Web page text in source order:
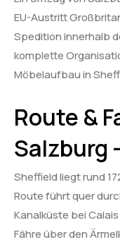
EU-Austritt
Spedition innerhalb
komplette
Möbelaufbau in
Route &
Salzburg
Sheffield liegt rund
Route führt quer
Kanalküste bei
Fähre über den